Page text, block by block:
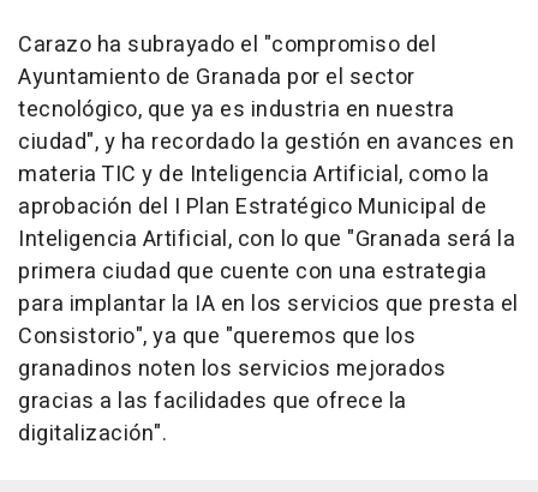
Carazo ha subrayado el "compromiso del
Ayuntamiento de Granada por el sector
tecnológico, que ya es industria en nuestra
ciudad", y ha recordado la gestión en avances en
materia TIC y de Inteligencia Artificial, como la
aprobación del I Plan Estratégico Municipal de
Inteligencia Artificial, con lo que "Granada será la
primera ciudad que cuente con una estrategia
para implantar la IA en los servicios que presta el
Consistorio", ya que "queremos que los
granadinos noten los servicios mejorados
gracias a las facilidades que ofrece la
digitalización".